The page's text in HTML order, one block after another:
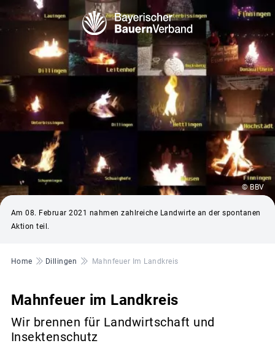
© BBV
Am 08. Februar 2021 nahmen zahlreiche Landwirte an der spontanen
Aktion teil.
Pfadnavigation
Home Dillingen Mahnfeuer Im Landkreis
Mahnfeuer im Landkreis
Wir brennen für Landwirtschaft und
Insektenschutz